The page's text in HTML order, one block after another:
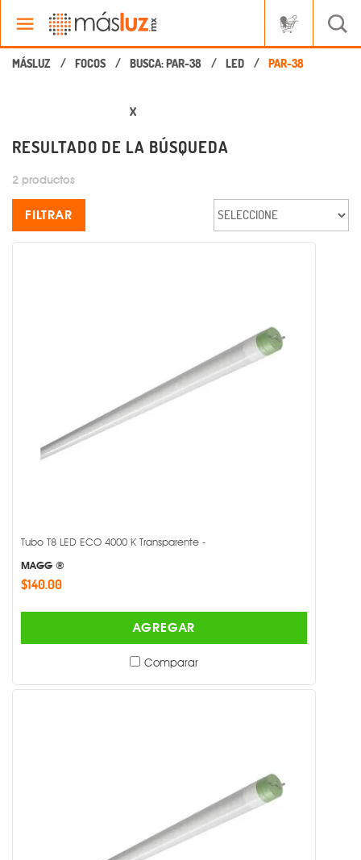
FOCOS BUSCA: PAR-38
X
LED
RESULTADO DE LA BÚSQUEDA
2 productos
FILTRAR
Tubo T8 LED ECO 4000 K Transparente -
MAGG ®
$140.00
AGREGAR
Comparar